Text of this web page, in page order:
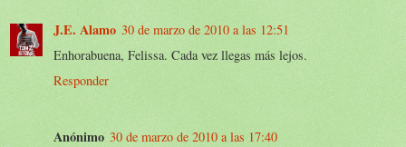
J.E. Alamo 30 de marzo de 2010 a las 12:51
Enhorabuena, Felissa. Cada vez llegas más lejos.
Responder
Anónimo 30 de marzo de 2010 a las 17:40